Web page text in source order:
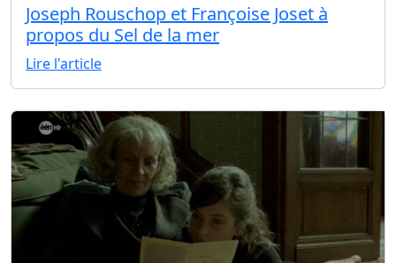
Joseph Rouschop et Françoise Joset à
propos du Sel de la mer
Lire l'article